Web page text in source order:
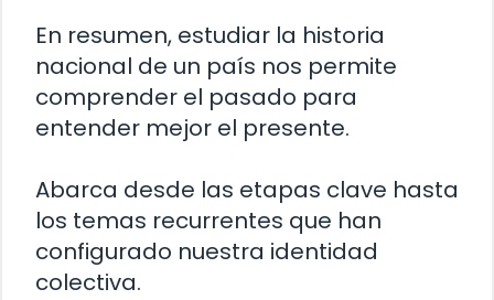
En resumen, estudiar la historia
nacional de un país nos permite
comprender el pasado para
entender mejor el presente.
Abarca desde las etapas clave hasta
los temas recurrentes que han
configurado nuestra identidad
colectiva.